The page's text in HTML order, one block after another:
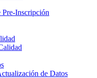
Inscripción
de Datos